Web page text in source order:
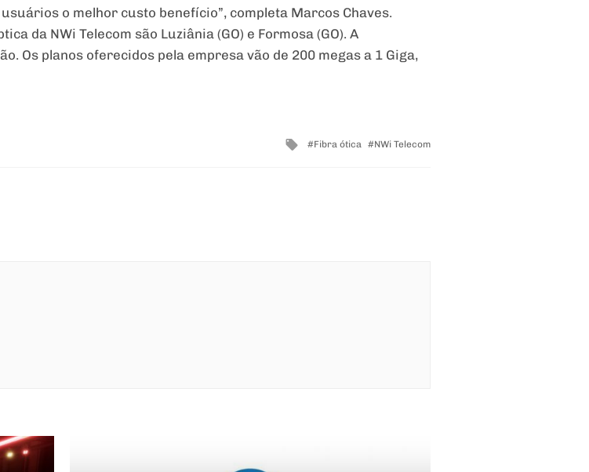
o melhor custo benefício”, completa Marcos Chaves.
da NWi Telecom são Luziânia (GO) e Formosa (GO). A
Os planos oferecidos pela empresa vão de 200 megas a 1 Giga,
Tagged
Fibra ótica NWi Telecom